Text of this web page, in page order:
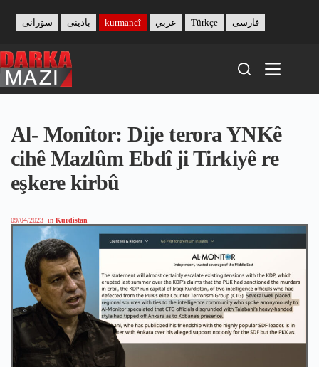
content
بادینی سۆرانی kurmancî عربي Türkçe فارسی
Al- Monîtor: Dije terora YNKê
cihê Mazlûm Ebdî ji Tirkiyê re
eşkere kirbû
09/04/2023 in Kurdistan